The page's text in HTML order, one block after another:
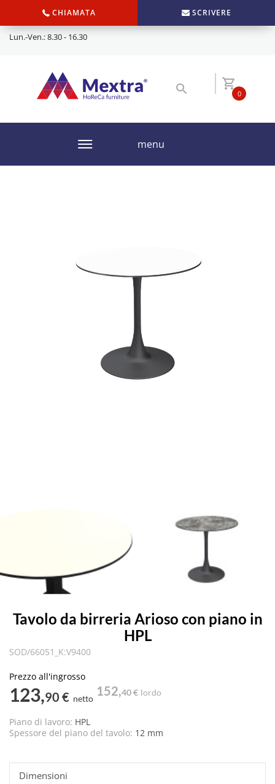
CHIAMATA SCRIVERE
Lun.-Ven.: 8.30 - 16.30
0
menu
Tavolo da birreria Arioso con piano in
HPL
SOD/66051_K:V9400
Prezzo all'ingrosso
123,90 € netto
152,40 € lordo
Piano di lavoro: HPL
Spessore del piano del tavolo: 12 mm
Dimensioni